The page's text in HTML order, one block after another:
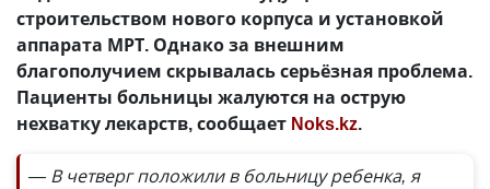
строительством нового корпуса и установкой
аппарата МРТ. Однако за внешним
благополучием скрывалась серьёзная проблема.
Пациенты больницы жалуются на острую
нехватку лекарств, сообщает Noks.kz.
— В четверг положили в больницу ребенка, я